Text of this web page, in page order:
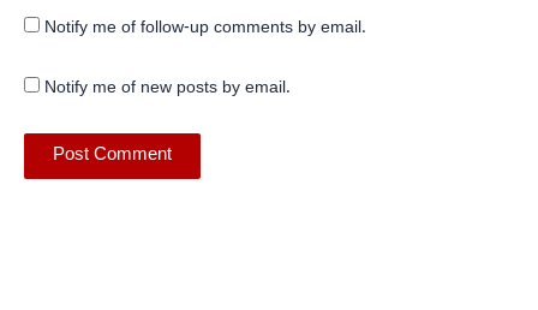
Notify me of follow-up comments by email.
Notify me of new posts by email.